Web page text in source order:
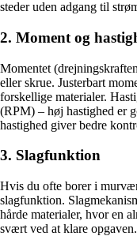
steder uden adgang til
2. Moment og
Momentet
eller skrue. Justerbart
forskellige materialer.
(RPM) – høj hastighed er
hastighed giver bedre
3. Slagfunktion
Hvis du ofte borer i
slagfunktion.
hårde materialer, hvor en
svært ved at klare opgaven.